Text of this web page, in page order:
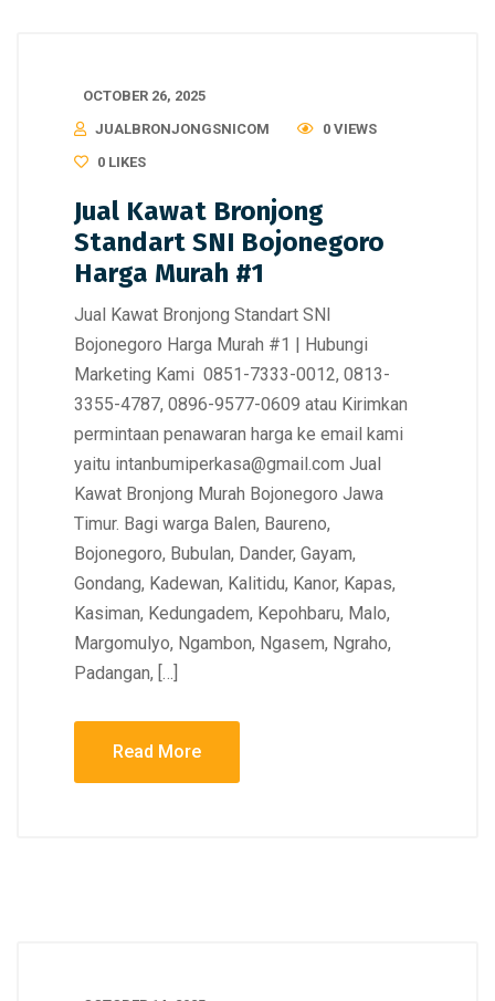
OCTOBER 26, 2025
JUALBRONJONGSNICOM
0 VIEWS
0 LIKES
Jual Kawat Bronjong
Standart SNI Bojonegoro
Harga Murah #1
Jual Kawat Bronjong Standart SNI
Bojonegoro Harga Murah #1 | Hubungi
Marketing Kami 0851-7333-0012, 0813-
3355-4787, 0896-9577-0609 atau Kirimkan
permintaan penawaran harga ke email kami
yaitu intanbumiperkasa@gmail.com Jual
Kawat Bronjong Murah Bojonegoro Jawa
Timur. Bagi warga Balen, Baureno,
Bojonegoro, Bubulan, Dander, Gayam,
Gondang, Kadewan, Kalitidu, Kanor, Kapas,
Kasiman, Kedungadem, Kepohbaru, Malo,
Margomulyo, Ngambon, Ngasem, Ngraho,
Padangan, […]
Read More